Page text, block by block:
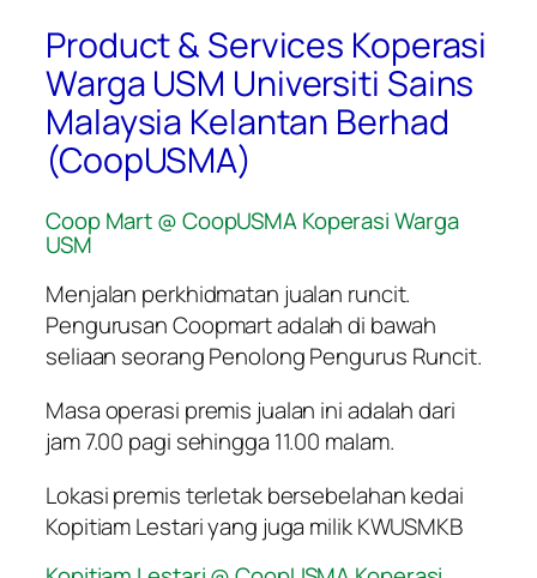
Product & Services Koperasi
Warga USM Universiti Sains
Malaysia Kelantan Berhad
(CoopUSMA)
Coop Mart @ CoopUSMA Koperasi Warga
USM
Menjalan perkhidmatan jualan runcit.
Pengurusan Coopmart adalah di bawah
seliaan seorang Penolong Pengurus Runcit.
Masa operasi premis jualan ini adalah dari
jam 7.00 pagi sehingga 11.00 malam.
Lokasi premis terletak bersebelahan kedai
Kopitiam Lestari yang juga milik KWUSMKB